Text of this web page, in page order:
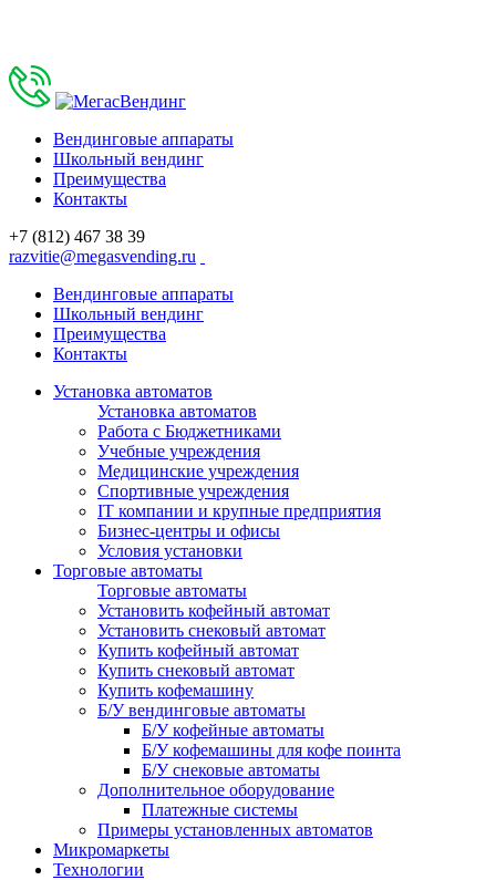
Вендинговые аппараты
Школьный вендинг
Преимущества
Контакты
+7 (812) 467 38 39
razvitie@megasvending.ru
Вендинговые аппараты
Школьный вендинг
Преимущества
Контакты
Установка автоматов
Установка автоматов
Работа с Бюджетниками
Учебные учреждения
Медицинские учреждения
Спортивные учреждения
IT компании и крупные предприятия
Бизнес-центры и офисы
Условия установки
Торговые автоматы
Торговые автоматы
Установить кофейный автомат
Установить снековый автомат
Купить кофейный автомат
Купить снековый автомат
Купить кофемашину
Б/У вендинговые автоматы
Б/У кофейные автоматы
Б/У кофемашины для кофе поинта
Б/У снековые автоматы
Дополнительное оборудование
Платежные системы
Примеры установленных автоматов
Микромаркеты
Технологии